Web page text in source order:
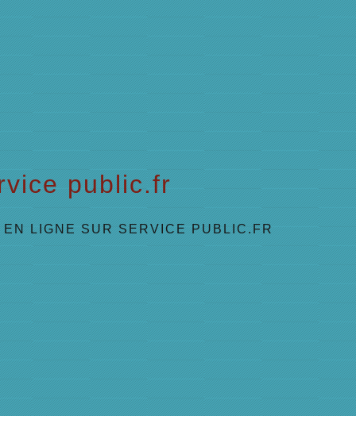
public.fr
EN LIGNE SUR SERVICE PUBLIC.FR